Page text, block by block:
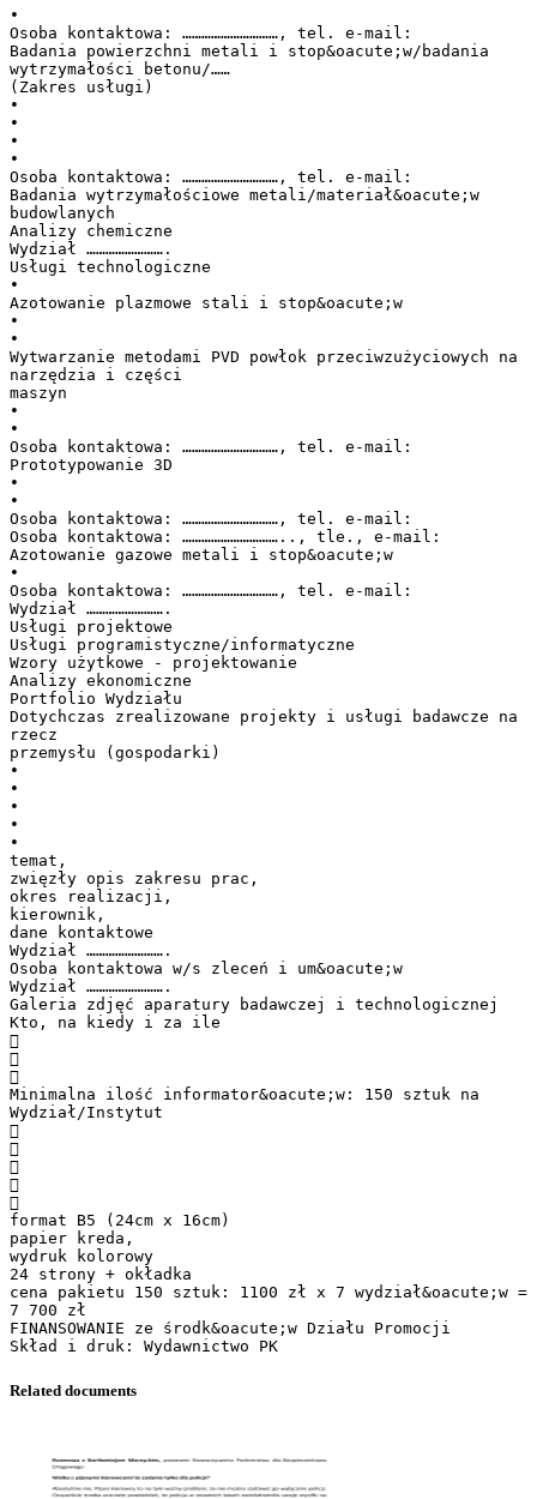
•
Osoba kontaktowa: …………………………, tel. e-mail:
Badania powierzchni metali i stop&oacute;w/badania
wytrzymałości betonu/……
(Zakres usługi)
•
•
•
•
Osoba kontaktowa: …………………………, tel. e-mail:
Badania wytrzymałościowe metali/materiał&oacute;w
budowlanych
Analizy chemiczne
Wydział …………………….
Usługi technologiczne
•
Azotowanie plazmowe stali i stop&oacute;w
•
•
Wytwarzanie metodami PVD powłok przeciwzużyciowych na
narzędzia i części
maszyn
•
•
Osoba kontaktowa: …………………………, tel. e-mail:
Prototypowanie 3D
•
•
Osoba kontaktowa: …………………………, tel. e-mail:
Osoba kontaktowa: ………………………….., tle., e-mail:
Azotowanie gazowe metali i stop&oacute;w
•
Osoba kontaktowa: …………………………, tel. e-mail:
Wydział …………………….
Usługi projektowe
Usługi programistyczne/informatyczne
Wzory użytkowe - projektowanie
Analizy ekonomiczne
Portfolio Wydziału
Dotychczas zrealizowane projekty i usługi badawcze na
rzecz
przemysłu (gospodarki)
•
•
•
•
•
temat,
zwięzły opis zakresu prac,
okres realizacji,
kierownik,
dane kontaktowe
Wydział …………………….
Osoba kontaktowa w/s zleceń i um&oacute;w
Wydział …………………….
Galeria zdjęć aparatury badawczej i technologicznej
Kto, na kiedy i za ile



Minimalna ilość informator&oacute;w: 150 sztuk na
Wydział/Instytut





format B5 (24cm x 16cm)
papier kreda,
wydruk kolorowy
24 strony + okładka
cena pakietu 150 sztuk: 1100 zł x 7 wydział&oacute;w =
7 700 zł
FINANSOWANIE ze środk&oacute;w Działu Promocji
Related documents